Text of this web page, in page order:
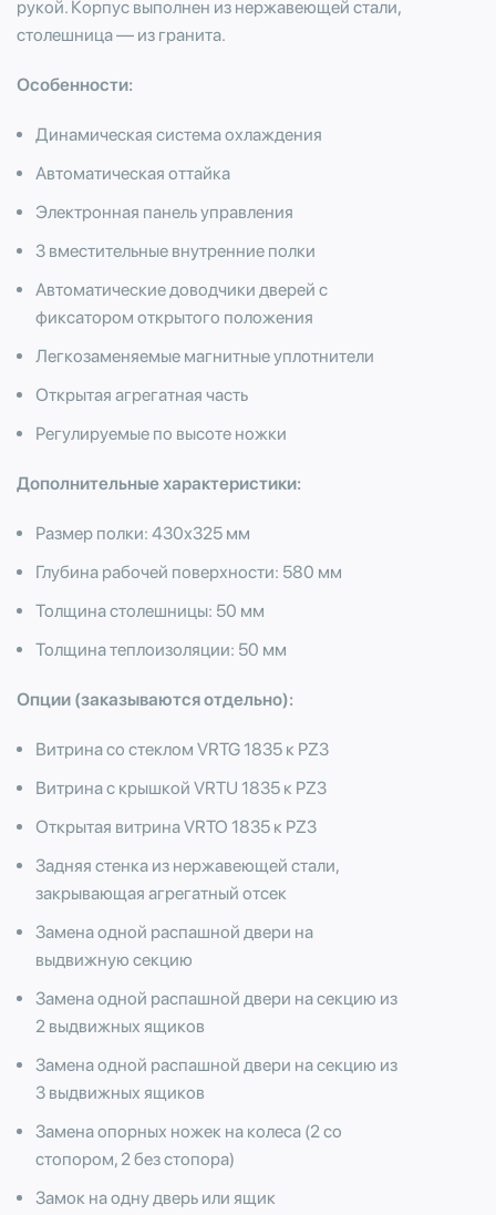
рукой. Корпус выполнен из нержавеющей стали,
столешница — из гранита.
Особенности:
Динамическая система охлаждения
Автоматическая оттайка
Электронная панель управления
3 вместительные внутренние полки
Автоматические доводчики дверей с
фиксатором открытого положения
Легкозаменяемые магнитные уплотнители
Открытая агрегатная часть
Регулируемые по высоте ножки
Дополнительные характеристики:
Размер полки: 430х325 мм
Глубина рабочей поверхности: 580 мм
Толщина столешницы: 50 мм
Толщина теплоизоляции: 50 мм
Опции (заказываются отдельно):
Витрина со стеклом VRTG 1835 к PZ3
Витрина с крышкой VRTU 1835 к PZ3
Открытая витрина VRTO 1835 к PZ3
Задняя стенка из нержавеющей стали,
закрывающая агрегатный отсек
Замена одной распашной двери на
выдвижную секцию
Замена одной распашной двери на секцию из
2 выдвижных ящиков
Замена одной распашной двери на секцию из
3 выдвижных ящиков
Замена опорных ножек на колеса (2 со
стопором, 2 без стопора)
Замок на одну дверь или ящик